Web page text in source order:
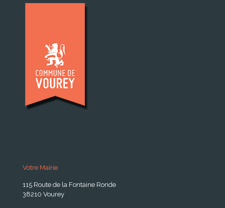
Votre Mairie
115 Route de la Fontaine Ronde
38210 Vourey